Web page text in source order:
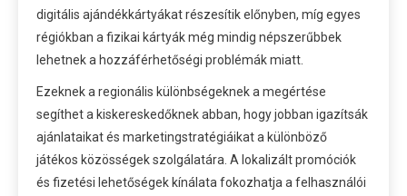
digitális ajándékkártyákat részesítik előnyben, míg egyes
régiókban a fizikai kártyák még mindig népszerűbbek
lehetnek a hozzáférhetőségi problémák miatt.
Ezeknek a regionális különbségeknek a megértése
segíthet a kiskereskedőknek abban, hogy jobban igazítsák
ajánlataikat és marketingstratégiáikat a különböző
játékos közösségek szolgálatára. A lokalizált promóciók
és fizetési lehetőségek kínálata fokozhatja a felhasználói